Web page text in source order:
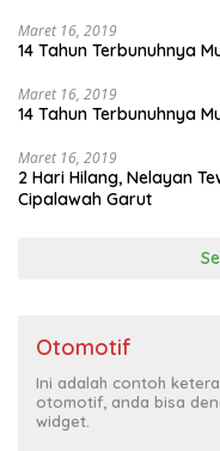
Maret 16, 2019
14 Tahun Terbunuhnya
Maret 16, 2019
14 Tahun Terbunuhnya
Maret 16, 2019
2 Hari Hilang, Nelayan
Cipalawah Garut
Otomotif
Ini adalah contoh
otomotif, anda bisa
widget.